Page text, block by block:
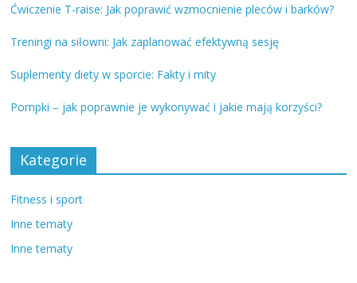
Ćwiczenie T-raise: Jak poprawić wzmocnienie pleców i barków?
Treningi na siłowni: Jak zaplanować efektywną sesję
Suplementy diety w sporcie: Fakty i mity
Pompki – jak poprawnie je wykonywać i jakie mają korzyści?
Kategorie
Fitness i sport
Inne tematy
Inne tematy